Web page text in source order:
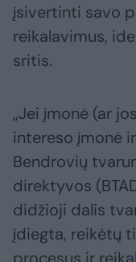
įsivertinti savo
reikalavimus,
sritis.
„Jei įmonė (ar
intereso įmonė
Bendrovių
direktyvos
didžioji dalis
įdiegta, reikėtų
procesus ir